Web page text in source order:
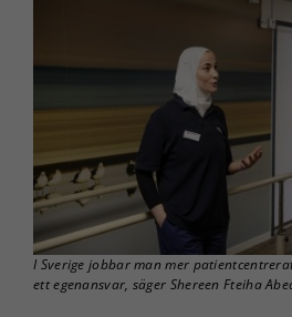
I Sverige jobbar man mer
ett egenansvar, säger Shereen Fteiha